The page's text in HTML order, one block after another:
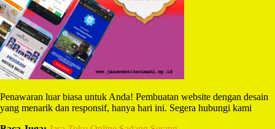
Penawaran luar biasa untuk Anda! Pembuatan website dengan desain
yang menarik dan responsif, hanya hari ini. Segera hubungi kami